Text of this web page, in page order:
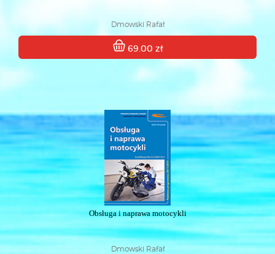
Dmowski Rafał
69.00 zł
Obsługa i naprawa motocykli
Dmowski Rafał